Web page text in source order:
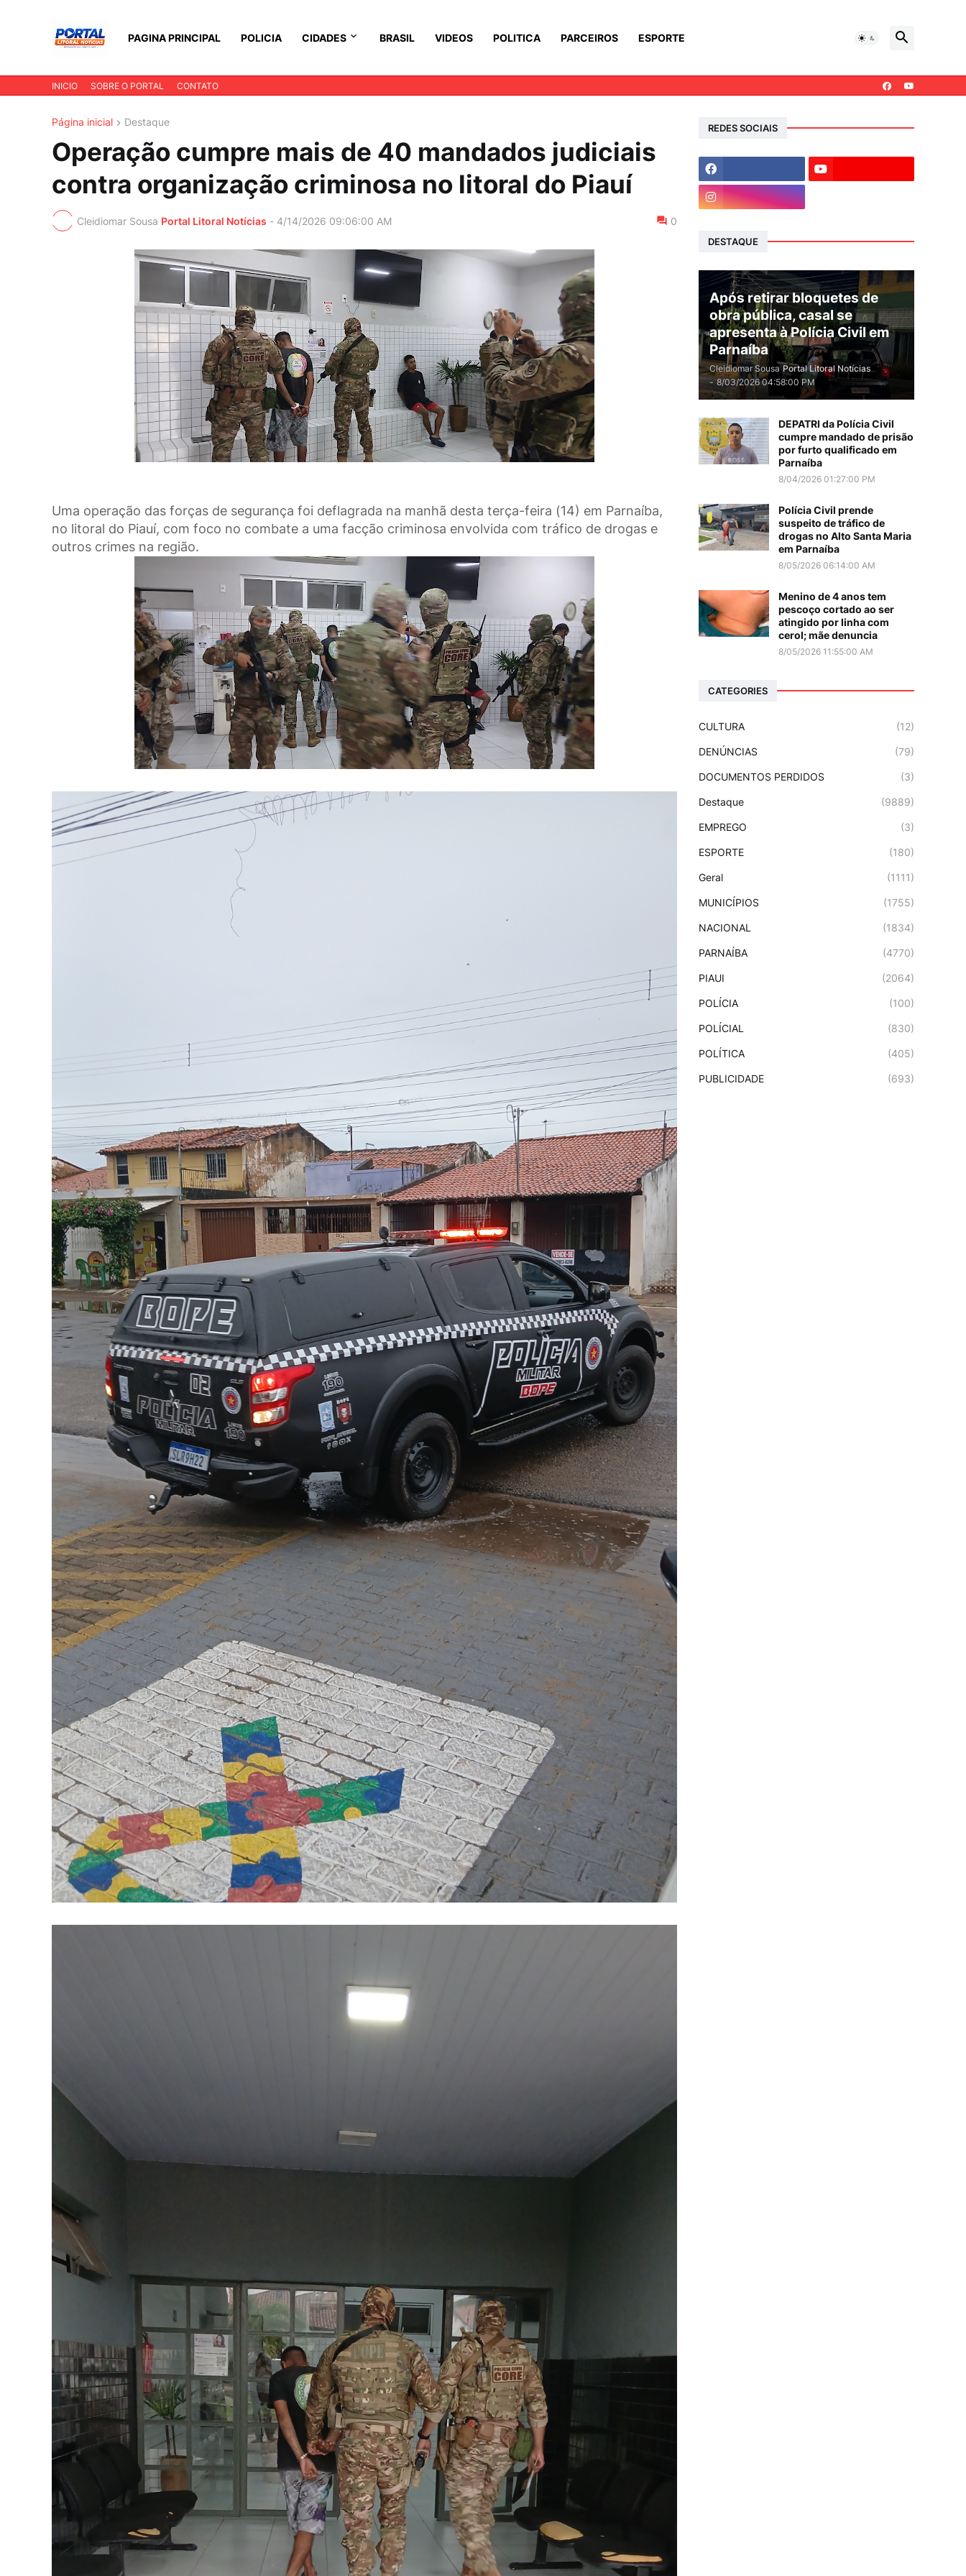
PAGINA PRINCIPAL POLICIA CIDADES BRASIL VIDEOS POLITICA PARCEIROS ESPORTE
INICIO SOBRE O PORTAL CONTATO
Página inicial Destaque
Operação cumpre mais de 40 mandados judiciais
contra organização criminosa no litoral do Piauí
Cleidiomar Sousa Portal Litoral Notícias - 4/14/2026 09:06:00 AM 0
Uma operação das forças de segurança foi deflagrada na manhã desta terça-feira (14) em Parnaíba,
no litoral do Piauí, com foco no combate a uma facção criminosa envolvida com tráfico de drogas e
outros crimes na região.
REDES SOCIAIS
DESTAQUE
Após retirar bloquetes de
obra pública, casal se
apresenta à Polícia Civil em
Parnaíba
Cleidiomar Sousa Portal Litoral Notícias
- 8/03/2026 04:58:00 PM
DEPATRI da Polícia Civil
cumpre mandado de prisão
por furto qualificado em
Parnaíba
8/04/2026 01:27:00 PM
Polícia Civil prende
suspeito de tráfico de
drogas no Alto Santa Maria
em Parnaíba
8/05/2026 06:14:00 AM
Menino de 4 anos tem
pescoço cortado ao ser
atingido por linha com
cerol; mãe denuncia
8/05/2026 11:55:00 AM
CATEGORIES
CULTURA (12)
DENÚNCIAS (79)
DOCUMENTOS PERDIDOS (3)
Destaque (9889)
EMPREGO (3)
ESPORTE (180)
Geral (1111)
MUNICÍPIOS (1755)
NACIONAL (1834)
PARNAÍBA (4770)
PIAUI (2064)
POLÍCIA (100)
POLÍCIAL (830)
POLÍTICA (405)
PUBLICIDADE (693)